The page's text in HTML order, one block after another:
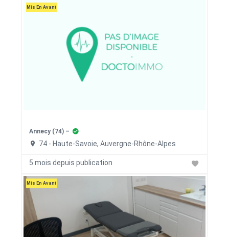
Mis En Avant
Annecy (74) –
74 - Haute-Savoie, Auvergne-Rhône-Alpes
5 mois depuis publication
Mis En Avant